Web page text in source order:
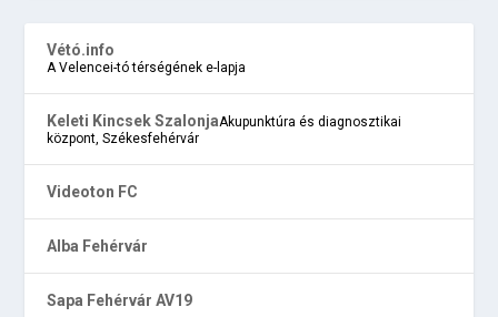
Vétó.info
A Velencei-tó térségének e-lapja
Keleti Kincsek SzalonjaAkupunktúra és diagnosztikai
központ, Székesfehérvár
Videoton FC
Alba Fehérvár
Sapa Fehérvár AV19